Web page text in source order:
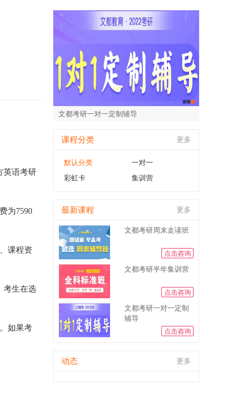
英语考研
为7590
课程资
考生在选
如果考
文都考研一对一定制辅导
课程分类 更多
默认分类
一对一
彩虹卡
集训营
最新课程 更多
文都考研周末走读班
点击咨询
文都考研半年集训营
点击咨询
文都考研一对一定制
辅导
点击咨询
动态 更多